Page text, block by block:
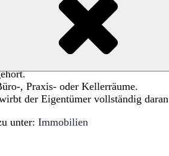
an nicht zu
, Praxis- oder Kellerräume.
der Eigentümer vollständig
unter: Immobilien